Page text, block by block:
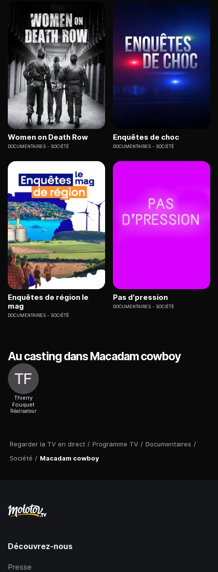
Regarder la TV en direct / Programme TV / Documentaires /
Société / Macadam cowboy
Women on Death Row
DOCUMENTAIRES SOCIÉTÉ
Enquêtes de choc
DOCUMENTAIRES SOCIÉTÉ
Enquêtes de région le
mag
DOCUMENTAIRES SOCIÉTÉ
Pas d'pression
DOCUMENTAIRES SOCIÉTÉ
Au casting dans Macadam cowboy
Thierry
Fouquet
Réalisateur
Découvrez-nous
Presse